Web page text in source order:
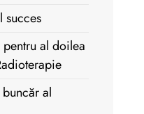
succes
al doilea
al